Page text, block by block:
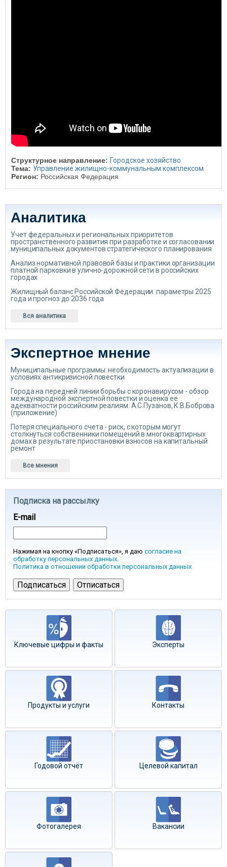
Структурное направление: Городское хозяйство
Тема: Управление жилищно-коммунальным комплексом
Регион: Российская Федерация
Аналитика
Учет федеральных и региональных приоритетов
пространственного развития при разработке и согласовании
муниципальных документов стратегического планирования
Анализ нормативной правовой базы и практики организации
платной парковки в улично-дорожной сети в российских
городах
Жилищный баланс Российской Федерации: параметры 2025
года и прогноз до 2036 года
Вся аналитика
Экспертное мнение
Муниципальные программы: необходимость актуализации в
условиях антикризисной повестки
Города на передней линии борьбы с коронавирусом - обзор
международной экспертной повестки и оценка ее
адекватности российским реалиям. А.С.Пузанов, К.В.Боброва
(приложение)
Потеря специального счета - риск, с которым могут
столкнуться собственники помещений в многоквартирных
домах в результате приостановки взносов на капитальный
ремонт
Все мнения
Подписка на рассылку
E-mail
Нажимая на кнопку «Подписаться», я даю согласие на
обработку персональных данных.
Политика в отношении обработки персональных данных
Ключевые цифры и факты Эксперты
Продукты и услуги Контакты
Годовой отчёт Целевой капитал
Фотогалерея Вакансии